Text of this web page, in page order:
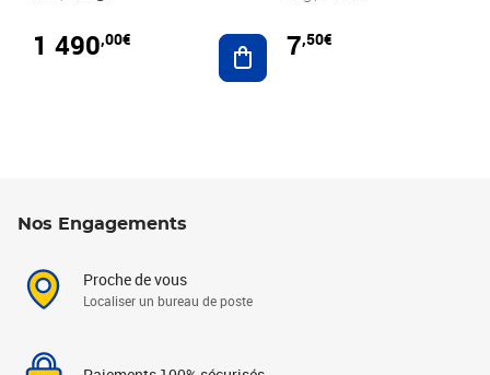
1 490,00€ Ajouter au panier
7,50€
Nos Engagements
Proche de vous
Localiser un bureau de poste